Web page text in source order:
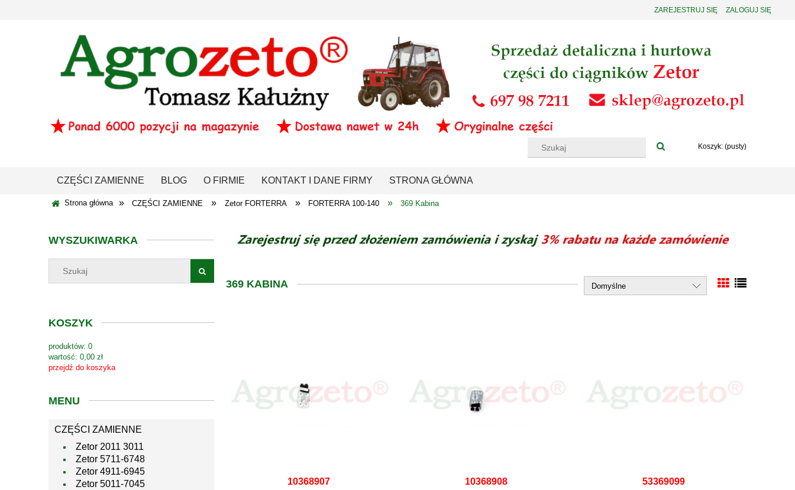
ZAREJESTRUJ SIĘ ZALOGUJ SIĘ
Koszyk: (pusty)
CZĘŚCI ZAMIENNE BLOG O FIRMIE KONTAKT I DANE FIRMY STRONA GŁÓWNA
Strona główna » CZĘŚCI ZAMIENNE » Zetor FORTERRA » FORTERRA 100-140 » 369 Kabina
WYSZUKIWARKA
KOSZYK
produktów: 0
wartość: 0,00 zł
przejdź do koszyka
MENU
CZĘŚCI ZAMIENNE
Zetor 2011 3011
Zetor 5711-6748
Zetor 4911-6945
Zetor 5011-7045
369 KABINA
10368907
10368908
53369099